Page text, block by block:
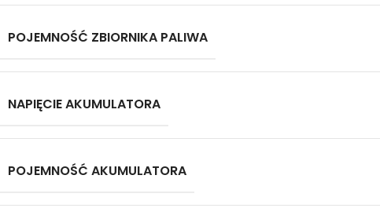
POJEMNOŚĆ ZBIORNIKA PALIWA
NAPIĘCIE AKUMULATORA
POJEMNOŚĆ AKUMULATORA